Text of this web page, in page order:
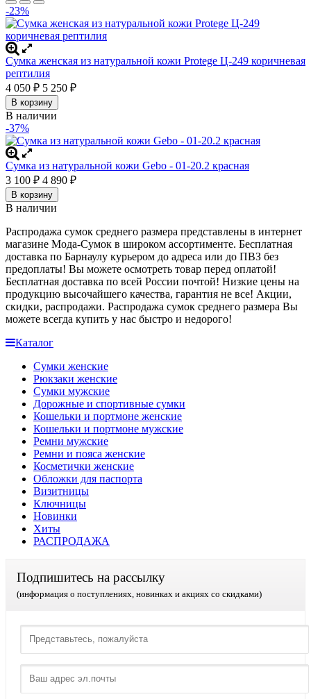
-23%
Сумка женская из натуральной кожи Protege Ц-249 коричневая
рептилия
4 050 ₽ 5 250 ₽
В корзину
В наличии
-37%
Сумка из натуральной кожи Gebo - 01-20.2 красная
3 100 ₽ 4 890 ₽
В корзину
В наличии
Распродажа сумок среднего размера представлены в интернет
магазине Мода-Сумок в широком ассортименте. Бесплатная
доставка по Барнаулу курьером до адреса или до ПВЗ без
предоплаты! Вы можете осмотреть товар перед оплатой!
Бесплатная доставка по всей России почтой! Низкие цены на
продукцию высочайшего качества, гарантия не все! Акции,
скидки, распродажи. Распродажа сумок среднего размера Вы
можете всегда купить у нас быстро и недорого!
Каталог
Сумки женские
Рюкзаки женские
Сумки мужские
Дорожные и спортивные сумки
Кошельки и портмоне женские
Кошельки и портмоне мужские
Ремни мужские
Ремни и пояса женские
Косметички женские
Обложки для паспорта
Визитницы
Ключницы
Новинки
Хиты
РАСПРОДАЖА
Подпишитесь на рассылку
(информация о поступлениях, новинках и акциях со скидками)